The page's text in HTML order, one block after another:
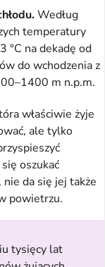
Według
temperatury
°C na dekadę od
do wchodzenia z
m n.p.m.
właściwie żyje
ale tylko
oszukać
da się jej także
powietrzu.
tysięcy lat